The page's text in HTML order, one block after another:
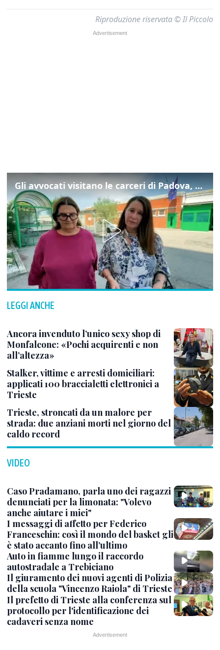
Riproduzione riservata © Il Piccolo
Gli avvocati visitano le carceri di Padova, ecco cosa hanno trovato
LEGGI ANCHE
Ancora invenduto l’unico sexy shop di
Monfalcone: «Pochi acquirenti e non
all’altezza»
Stalker, vittime e arresti domiciliari:
applicati 100 braccialetti elettronici a
Trieste
Trieste, stroncati da un malore per
strada: due anziani morti nel giorno del
caldo record
VIDEO
Caso Pradamano, parla uno dei ragazzi
denunciati per la limonata: "Volevo
anche aiutare i miei"
I messaggi di affetto per Federico
Franceschin: così il mondo del basket gli
è stato accanto fino all’ultimo
Auto in fiamme lungo il raccordo
autostradale a Trebiciano
Il giuramento dei nuovi agenti di Polizia
della scuola "Vincenzo Raiola" di Trieste
Il prefetto di Trieste alla conferenza sul
protocollo per l'identificazione dei
cadaveri senza nome